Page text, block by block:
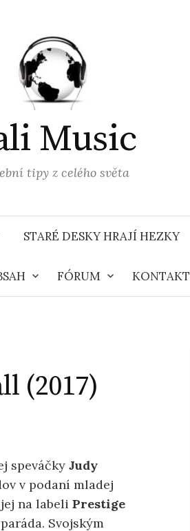
Music
tipy z celého světa
STARÉ DESKY HRAJÍ HEZKY
FÓRUM KONTAKT
(2017)
speváčky Judy
v podaní mladej
na labeli Prestige
Svojským